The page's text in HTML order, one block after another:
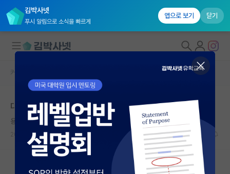
김박사넷
푸시 알림으로 소식을 빠르게
앱으로 보기 닫기
대학원생 모집
국내대학원 정보
연구실&오픈랩
커뮤니티
커뮤니티 홈
커뮤니티 홈
대학원 진학 관련 조언 부탁드립니다. (UST 진학)
용감한 존 필즈
2025.02.03 17 3901